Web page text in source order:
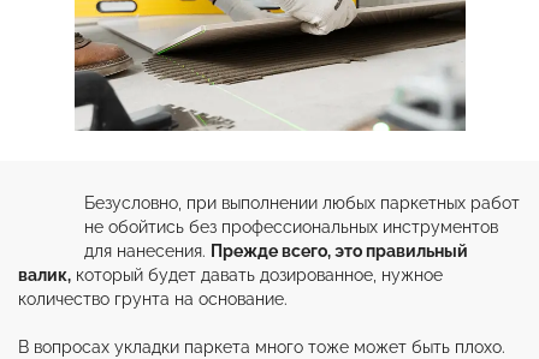
Безусловно, при выполнении любых паркетных работ
не обойтись без профессиональных инструментов
для нанесения. Прежде всего, это правильный
валик, который будет давать дозированное, нужное
количество грунта на основание.
В вопросах укладки паркета много тоже может быть плохо.